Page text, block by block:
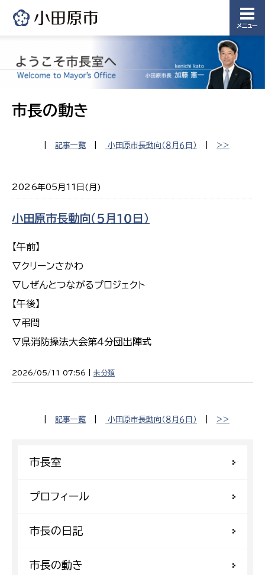
メニュー
市長の動き
記事一覧 小田原市長動向（８月６日） >>
2026年05月11日(月)
小田原市長動向（５月１０日）
【午前】
▽クリーンさかわ
▽しぜんとつながるプロジェクト
【午後】
▽弔問
▽県消防操法大会第４分団出陣式
2026/05/11 07:56 | 未分類
記事一覧 小田原市長動向（８月６日） >>
市長室
プロフィール
市長の日記
市長の動き